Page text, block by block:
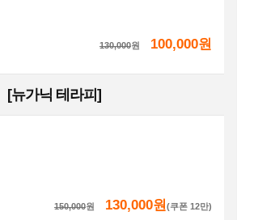
130,000원 100,000원
[뉴가닉 테라피]
150,000원 130,000원 (쿠폰 12만)